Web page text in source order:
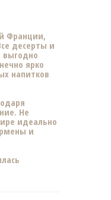
Франции,
десерты и
выгодно
ярко
напитков
Не
идеально
и